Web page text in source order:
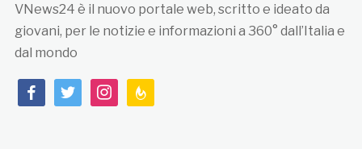
VNews24 è il nuovo portale web, scritto e ideato da
giovani, per le notizie e informazioni a 360° dall’Italia e
dal mondo
facebooktwitterinstagramfeedburner